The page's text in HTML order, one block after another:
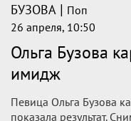
БУЗОВА| Поп
Заполучить
Бузова
перед